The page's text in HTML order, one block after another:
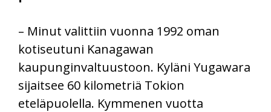
– Minut valittiin vuonna 1992 oman
kotiseutuni Kanagawan
kaupunginvaltuustoon. Kyläni Yugawara
sijaitsee 60 kilometriä Tokion
eteläpuolella. Kymmenen vuotta